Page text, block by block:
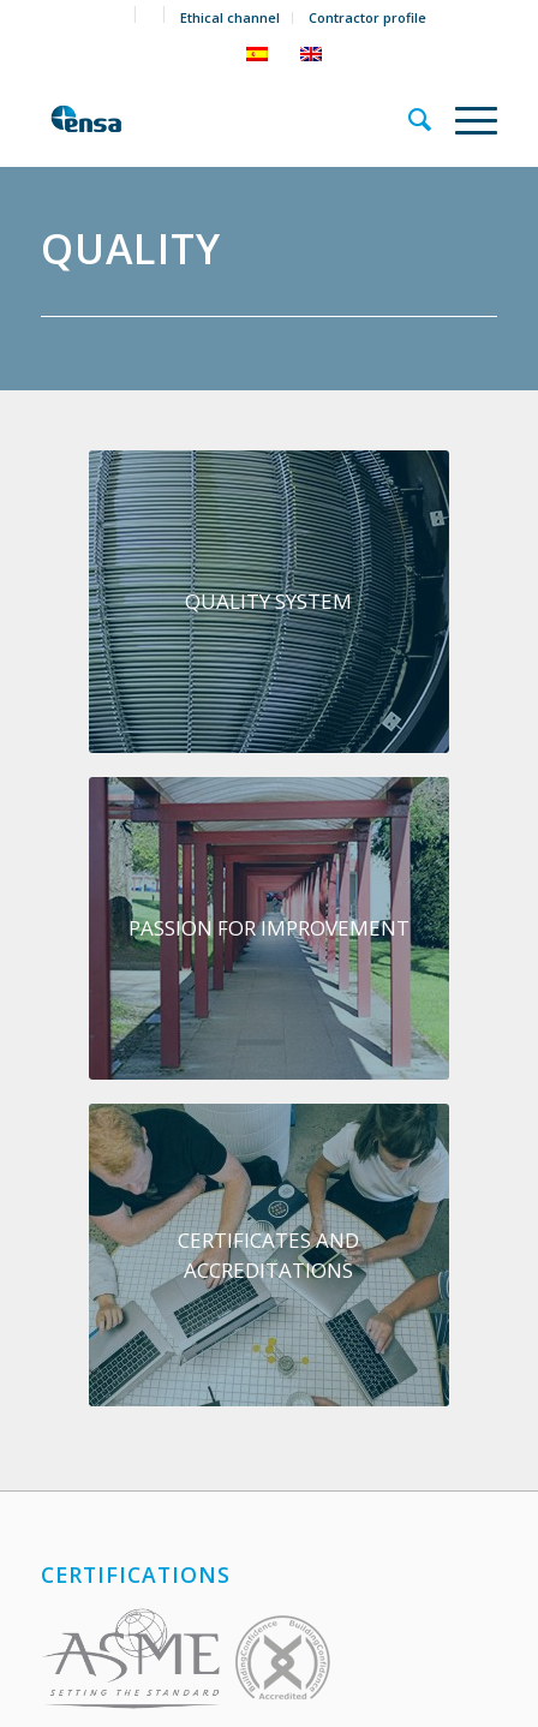
Ethical channel Contractor profile
QUALITY
QUALITY SYSTEM
PASSION FOR IMPROVEMENT
CERTIFICATES AND
ACCREDITATIONS
CERTIFICATIONS